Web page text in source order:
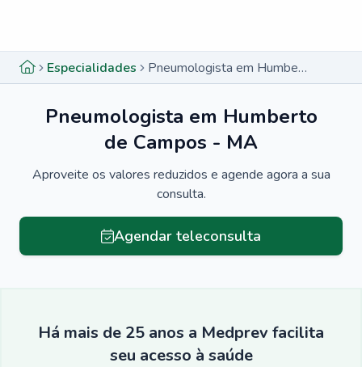
Especialidades Pneumologista em Humberto de Campos - MA
Pneumologista em Humberto
de Campos - MA
Aproveite os valores reduzidos e agende agora a sua
consulta.
Agendar teleconsulta
Há mais de 25 anos a Medprev facilita
seu acesso à saúde